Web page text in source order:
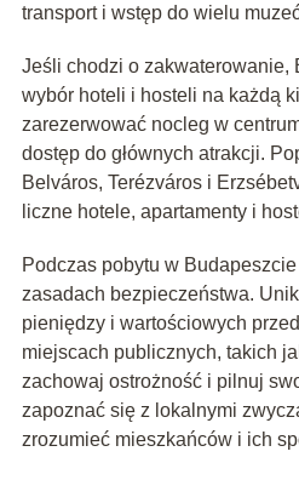
transport i wstęp do wielu
Jeśli chodzi o zakwaterowanie,
wybór hoteli i hosteli na każdą
zarezerwować nocleg w
dostęp do głównych atrakcji.
Belváros, Terézváros i
liczne hotele, apartamenty i
Podczas pobytu w
zasadach bezpieczeństwa.
pieniędzy i wartościowych
miejscach publicznych, takich
zachowaj ostrożność i pilnuj
zapoznać się z lokalnymi
zrozumieć mieszkańców i ich